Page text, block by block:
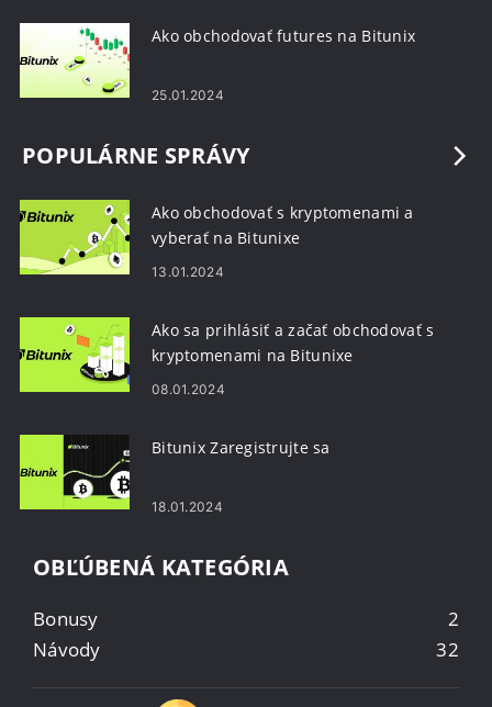
Ako obchodovať futures na Bitunix
25.01.2024
POPULÁRNE SPRÁVY
Ako obchodovať s kryptomenami a
vyberať na Bitunixe
13.01.2024
Ako sa prihlásiť a začať obchodovať s
kryptomenami na Bitunixe
08.01.2024
Bitunix Zaregistrujte sa
18.01.2024
OBĽÚBENÁ KATEGÓRIA
Bonusy
2
Návody
32